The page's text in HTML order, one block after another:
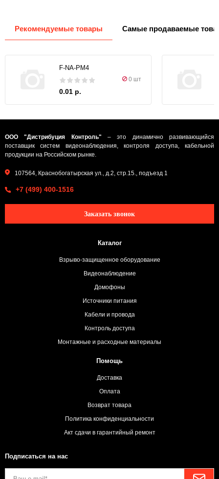
Рекомендуемые товары Самые продаваемые
F-NA-PM4
0 шт
0.01 р.
ООО "Дистрибуция Контроль" – это динамично развивающийся
поставщик систем видеонаблюдения, контроля доступа, кабельной
продукции на Российском рынке.
107564, Краснобогатырская ул., д.2, стр.15., подъезд 1
+7 (499) 400-1516
Заказать звонок
Каталог
Взрыво-защищенное оборудование
Видеонаблюдение
Домофоны
Источники питания
Кабели и провода
Контроль доступа
Монтажные и расходные материалы
Помощь
Доставка
Оплата
Возврат товара
Политика конфиденциальности
Акт сдачи в гарантийный ремонт
Подписаться на нас